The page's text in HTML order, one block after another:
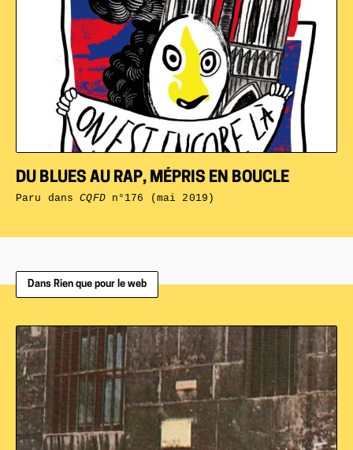
DU BLUES AU RAP, MÉPRIS EN BOUCLE
Paru dansCQFDn°176 (mai 2019)
Dans Rien que pour le web